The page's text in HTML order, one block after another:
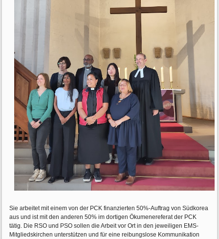
Sie arbeitet mit einem von der PCK finanzierten 50%-Auftrag von Südkorea
aus und ist mit den anderen 50% im dortigen Ökumenereferat der PCK
tätig. Die RSO und PSO sollen die Arbeit vor Ort in den jeweiligen EMS-
Mitgliedskirchen unterstützen und für eine reibungslose Kommunikation